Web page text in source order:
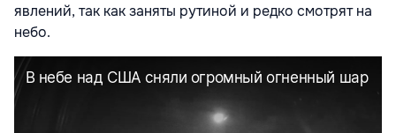
явлений, так как заняты рутиной и редко смотрят на
небо.